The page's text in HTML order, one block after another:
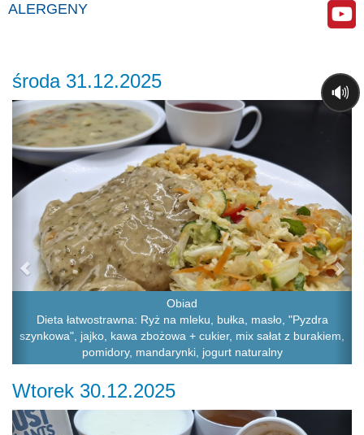
ALERGENY
środa 31.12.2025
Obiad
Dieta łatwostrawna: Ryż na mleku, bułka, masło, "Pyzdra
szynkowa", jajko, kawa zbożowa + cukier, mix sałat z burakiem,
pomidory, mandarynki, jogurt naturalny
Previous
Wtorek 30.12.2025
Previous
🔊